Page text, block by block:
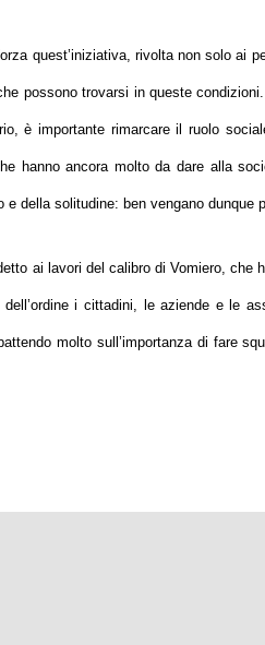
quest’iniziativa, rivolta non solo ai
possono trovarsi in queste
è importante rimarcare il ruolo
hanno ancora molto da dare alla
della solitudine: ben vengano dunque
ai lavori del calibro di Vomiero, che
i cittadini, le aziende e le
molto sull’importanza di fare